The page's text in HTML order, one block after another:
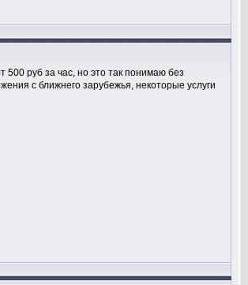
500 руб за час, но это так понимаю без
с ближнего зарубежья, некоторые услуги